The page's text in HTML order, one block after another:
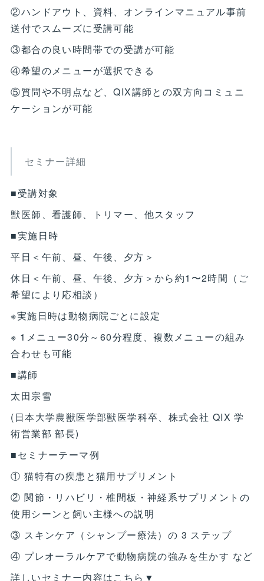
②ハンドアウト、資料、オンラインマニュアル事前
送付でスムーズに受講可能
③都合の良い時間帯での受講が可能
④希望のメニューが選択できる
⑤質問や不明点など、QIX講師との双方向コミュニ
ケーションが可能
セミナー詳細
■受講対象
獣医師、看護師、トリマー、他スタッフ
■実施日時
平日＜午前、昼、午後、夕方＞
休日＜午前、昼、午後、夕方＞から約1〜2時間（ご
希望により応相談）
※実施日時は動物病院ごとに設定
※ 1メニュー30分～60分程度、複数メニューの組み
合わせも可能
■講師
太田宗雪
(日本大学農獣医学部獣医学科卒、株式会社 QIX 学
術営業部 部長)
■セミナーテーマ例
① 猫特有の疾患と猫用サプリメント
② 関節・リハビリ・椎間板・神経系サプリメントの
使用シーンと飼い主様への説明
③ スキンケア（シャンプー療法）の 3 ステップ
④ プレオーラルケアで動物病院の強みを生かす など
詳しいセミナー内容はこちら▼